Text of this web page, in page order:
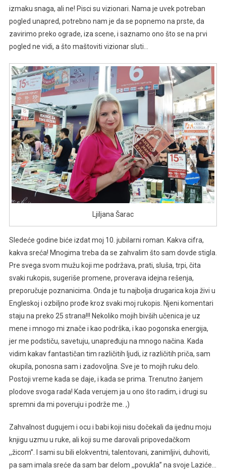
izmaku snaga, ali ne! Pisci su vizionari. Nama je uvek potreban
pogled unapred, potrebno nam je da se popnemo na prste, da
zavirimo preko ograde, iza scene, i saznamo ono što se na prvi
pogled ne vidi, a što maštoviti vizionar sluti…
Ljiljana Šarac
Sledeće godine biće izdat moj 10. jubilarni roman. Kakva cifra,
kakva sreća! Mnogima treba da se zahvalim što sam dovde stigla.
Pre svega svom mužu koji me podržava, prati, sluša, trpi, čita
svaki rukopis, sugeriše promene, proverava idejna rešenja,
preporučuje poznanicima. Onda je tu najbolja drugarica koja živi u
Engleskoj i ozbiljno prođe kroz svaki moj rukopis. Njeni komentari
staju na preko 25 strana!!! Nekoliko mojih bivših učenica je uz
mene i mnogo mi znače i kao podrška, i kao pogonska energija,
jer me podstiču, savetuju, unapređuju na mnogo načina. Kada
vidim kakav fantastičan tim različitih ljudi, iz različitih priča, sam
okupila, ponosna sam i zadovoljna. Sve je to mojih ruku delo.
Postoji vreme kada se daje, i kada se prima. Trenutno žanjem
plodove svoga rada! Kada verujem ja u ono što radim, i drugi su
spremni da mi poveruju i podrže me. ,)
Zahvalnost dugujem i ocu i babi koji nisu dočekali da ijednu moju
knjigu uzmu u ruke, ali koji su me darovali pripovedačkom
,,žicom’’. I sami su bili elokventni, talentovani, zanimljivi, duhoviti,
pa sam imala sreće da sam bar delom ,,povukla’’ na svoje Laziće…